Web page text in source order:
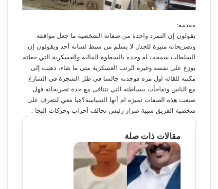
ا
مقدمة:
يقولون إن التمرد واحدة من صفاته الشخصية ما جعل مواقفه
وتصريحاته مثيرة للجدل لا يسلم من سبط لسانه أحد ويقولون إن
السلطات سمحت له وحده بالسطوة المالية والعسكرية التي جعلته
يوزع على نفسه وغيره الرتب العسكرية متى ما شاء، ذهبت إلى
مكتبه للقائه اول مره فوجدته جالسا في ظل الشجرة في الشارع
مع الناس وتفاجأت ببساطته التي تتنافى مع حدة تصريحاته فهل
صنعت هذه الصفات تميزه ام أنها السياسة؟هيا معي لنتعرف على
شخصية الفريق شيبة ضرار رئيس تحالف أحزاب وحركات البجا .
مقالات ذات صلة